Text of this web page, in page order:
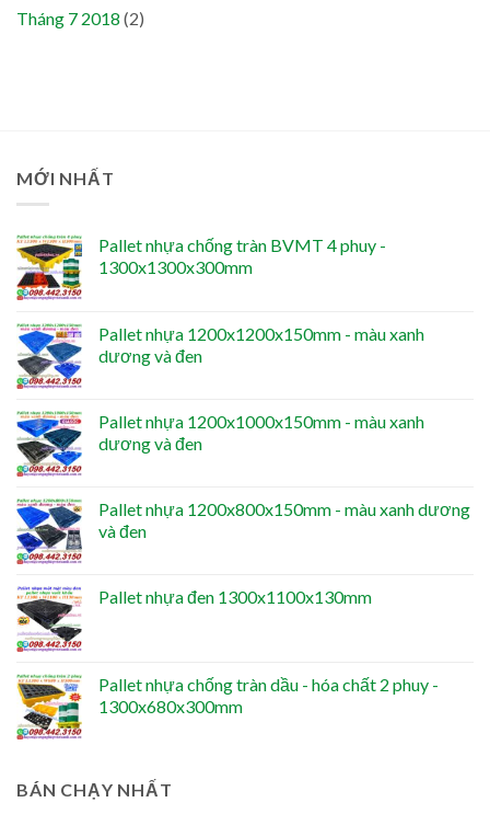
Tháng 7 2018 (2)
MỚI NHẤT
Pallet nhựa chống tràn BVMT 4 phuy -
1300x1300x300mm
Pallet nhựa 1200x1200x150mm - màu xanh
dương và đen
Pallet nhựa 1200x1000x150mm - màu xanh
dương và đen
Pallet nhựa 1200x800x150mm - màu xanh dương
và đen
Pallet nhựa đen 1300x1100x130mm
Pallet nhựa chống tràn dầu - hóa chất 2 phuy -
1300x680x300mm
BÁN CHẠY NHẤT